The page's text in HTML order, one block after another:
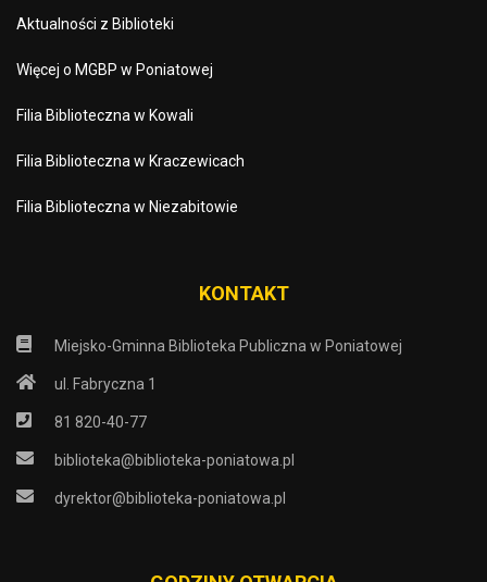
Aktualności z Biblioteki
Więcej o MGBP w Poniatowej
Filia Biblioteczna w Kowali
Filia Biblioteczna w Kraczewicach
Filia Biblioteczna w Niezabitowie
KONTAKT
Miejsko-Gminna Biblioteka Publiczna w Poniatowej
ul. Fabryczna 1
81 820-40-77
biblioteka@biblioteka-poniatowa.pl
dyrektor@biblioteka-poniatowa.pl